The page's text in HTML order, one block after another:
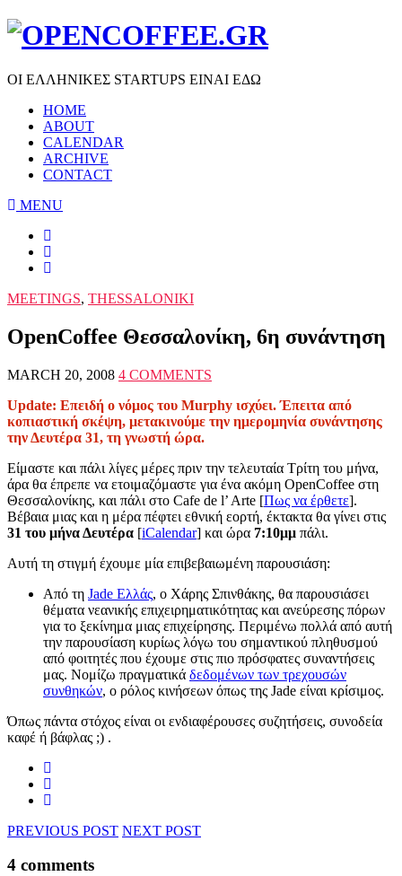
ΟΙ ΕΛΛΗΝΙΚΕΣ STARTUPS ΕΙΝΑΙ ΕΔΩ
HOME
ABOUT
CALENDAR
ARCHIVE
CONTACT
MENU
MEETINGS, THESSALONIKI
OpenCoffee Θεσσαλονίκη, 6η συνάντηση
MARCH 20, 2008 4 COMMENTS
Update: Επειδή ο νόμος του Murphy ισχύει. Έπειτα από
κοπιαστική σκέψη, μετακινούμε την ημερομηνία συνάντησης
την Δευτέρα 31, τη γνωστή ώρα.
Είμαστε και πάλι λίγες μέρες πριν την τελευταία Τρίτη του μήνα,
άρα θα έπρεπε να ετοιμαζόμαστε για ένα ακόμη OpenCoffee στη
Θεσσαλονίκης, και πάλι στο Cafe de l’ Arte [Πως να έρθετε].
Βέβαια μιας και η μέρα πέφτει εθνική εορτή, έκτακτα θα γίνει στις
31 του μήνα Δευτέρα [iCalendar] και ώρα 7:10μμ πάλι.
Αυτή τη στιγμή έχουμε μία επιβεβαιωμένη παρουσιάση:
Από τη Jade Ελλάς, ο Χάρης Σπινθάκης, θα παρουσιάσει
θέματα νεανικής επιχειρηματικότητας και ανεύρεσης πόρων
για το ξεκίνημα μιας επιχείρησης. Περιμένω πολλά από αυτή
την παρουσίαση κυρίως λόγω του σημαντικού πληθυσμού
από φοιτητές που έχουμε στις πιο πρόσφατες συναντήσεις
μας. Νομίζω πραγματικά δεδομένων των τρεχουσών
συνθηκών, ο ρόλος κινήσεων όπως της Jade είναι κρίσιμος.
Όπως πάντα στόχος είναι οι ενδιαφέρουσες συζητήσεις, συνοδεία
καφέ ή βάφλας ;) .
PREVIOUS POST NEXT POST
4 comments